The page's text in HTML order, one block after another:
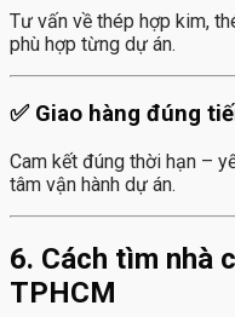
Tư vấn về thép hợp kim,
phù hợp từng dự án.
✅ Giao hàng đúng
Cam kết đúng thời hạn –
tâm vận hành dự án.
6. Cách tìm nhà
TPHCM